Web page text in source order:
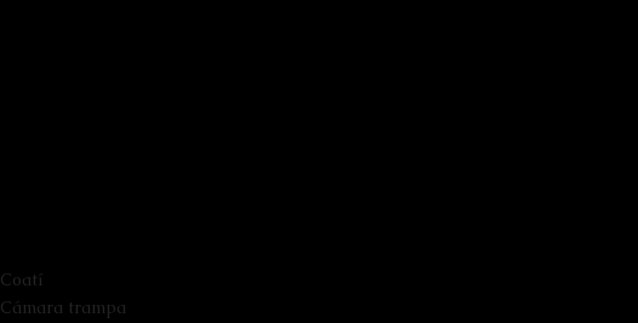
Coatí
Cámara trampa